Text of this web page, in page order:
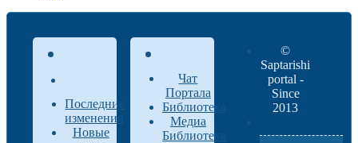
Последние
изменения
Новые
Чат
Портала
Библиотека
Медиа
Библиотека
©
Saptarishi
portal -
Since
2013